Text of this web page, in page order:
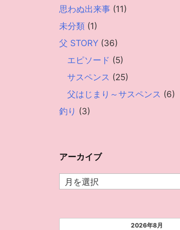
思わぬ出来事 (11)
未分類 (1)
父 STORY (36)
エピソード (5)
サスペンス (25)
父はじまり～サスペンス (6)
釣り (3)
アーカイブ
ア
ー
イ
2026年8月